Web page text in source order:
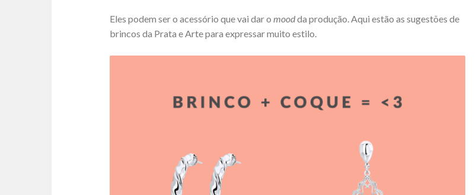
Eles podem ser o acessório que vai dar o moodda produção. Aqui estão as sugestões de
brincos da Prata e Arte para expressar muito estilo.